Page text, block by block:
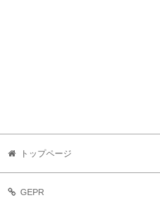
トップページ
GEPR